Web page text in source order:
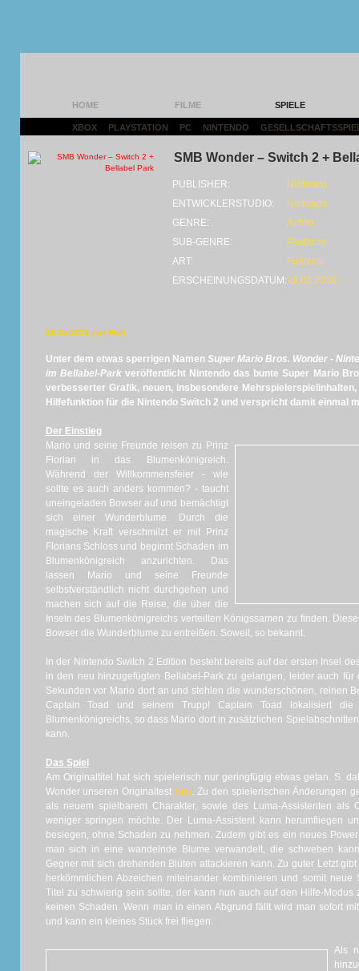
HOME FILME SPIELE
XBOX PLAYSTATION PC NINTENDO
SMB Wonder – Switch 2 +
PUBLISHER:
Nintendo
ENTWICKLERSTUDIO:
Nintendo
GENRE:
Action
SUB-GENRE:
Plattform
ART:
Fullprice
ERSCHEINUNGSDATUM:26.03.2026
28.05.2026 von Wolf
Unter dem etwas sperrigen Namen Super Mario Bros. Wonder -
im Bellabel-Parkveröffentlicht Nintendo das bunte Super Mario
verbesserter Grafik, neuen, insbesondere
Hilfefunktion für die Nintendo Switch 2 und verspricht damit einmal
Der Einstieg
Mario und seine Freunde reisen zu Prinz
Florian in das Blumenkönigreich.
Während der Willkommensfeier - wie
sollte es auch anders kommen? - taucht
uneingeladen Bowser auf und bemächtigt
sich einer Wunderblume. Durch die
magische Kraft verschmilzt er mit Prinz
Florians Schloss und beginnt Schaden im
Blumenkönigreich anzurichten. Das
lassen Mario und seine Freunde
selbstverständlich nicht durchgehen und
machen sich auf die Reise, die über die
Inseln des Blumenkönigreichs verteilten Königssamen zu finden.
Bowser die Wunderblume zu entreißen. Soweit, so bekannt.
In der Nintendo Switch 2 Edition besteht bereits auf der ersten Insel
in den neu hinzugefügten Bellabel-Park zu gelangen, leider auch
Sekunden vor Mario dort an und stehlen die wunderschönen, reinen
Captain Toad und seinem Trupp! Captain Toad lokalisiert
Blumenkönigreichs, so dass Mario dort in zusätzlichen
kann.
Das Spiel
Am Originaltitel hat sich spielerisch nur geringfügig etwas getan. S.
Wonder unseren Originaltest hier. Zu den spielerischen Änderungen
als neuem spielbarem Charakter, sowie des Luma-Assistenten als
weniger springen möchte. Der Luma-Assistent kann herumfliegen
besiegen, ohne Schaden zu nehmen. Zudem gibt es ein neues
man sich in eine wandelnde Blume verwandelt, die schweben
Gegner mit sich drehenden Blüten attackieren kann. Zu guter Letzt
herkömmlichen Abzeichen miteinander kombinieren und somit
Titel zu schwierig sein sollte, der kann nun auch auf den Hilfe-Modus
keinen Schaden. Wenn man in einen Abgrund fällt wird man sofort
und kann ein kleines Stück frei fliegen.
Als